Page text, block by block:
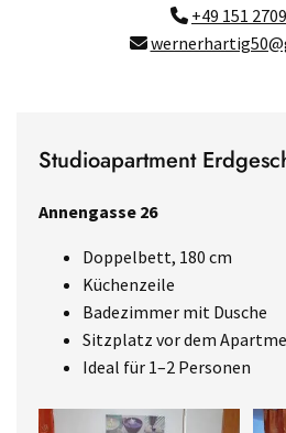
 +49 151

Studioapartment
Annengasse 26
Doppelbett, 180 cm
Küchenzeile
Badezimmer mit Dusche
Sitzplatz vor dem
Ideal für 1–2 Personen